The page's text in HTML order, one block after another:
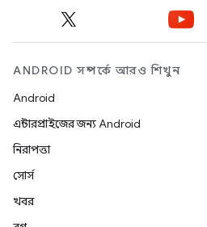
ANDROID সম্পর্কে আরও শিখুন
Android
এন্টারপ্রাইজের জন্য Android
নিরাপত্তা
সোর্স
খবর